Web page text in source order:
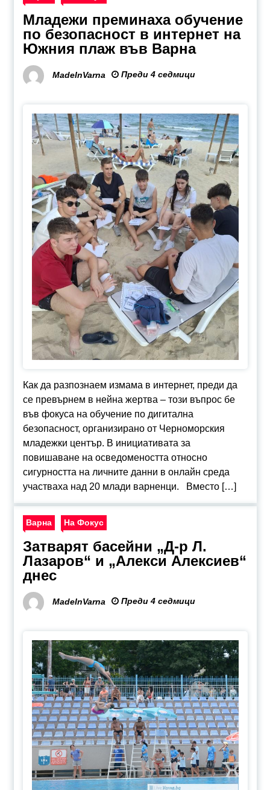
Младежи преминаха обучение
по безопасност в интернет на
Южния плаж във Варна
MadeInVarna Преди 4 седмици
Как да разпознаем измама в интернет, преди да
се превърнем в нейна жертва – този въпрос бе
във фокуса на обучение по дигитална
безопасност, организирано от Черноморския
младежки център. В инициативата за
повишаване на осведомеността относно
сигурността на личните данни в онлайн среда
участваха над 20 млади варненци. Вместо […]
Варна На Фокус
Затварят басейни „Д-р Л.
Лазаров“ и „Алекси Алексиев“
днес
MadeInVarna Преди 4 седмици